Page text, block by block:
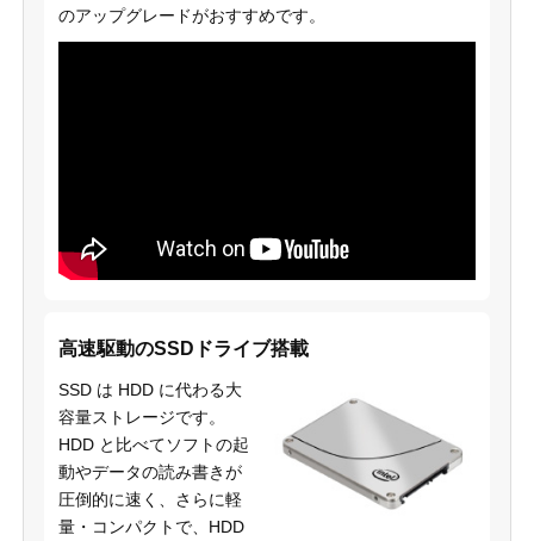
のアップグレードがおすすめです。
高速駆動のSSDドライブ搭載
SSD は HDD に代わる大
容量ストレージです。
HDD と比べてソフトの起
動やデータの読み書きが
圧倒的に速く、さらに軽
量・コンパクトで、HDD